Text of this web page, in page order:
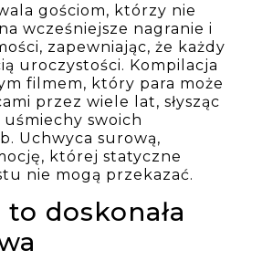
gościom, którzy nie
wcześniejsze nagranie i
zapewniając, że każdy
uroczystości. Kompilacja
filmem, który para może
przez wiele lat, słysząc
swoich
Uchwyca surową,
której statyczne
nie mogą przekazać.
doskonała